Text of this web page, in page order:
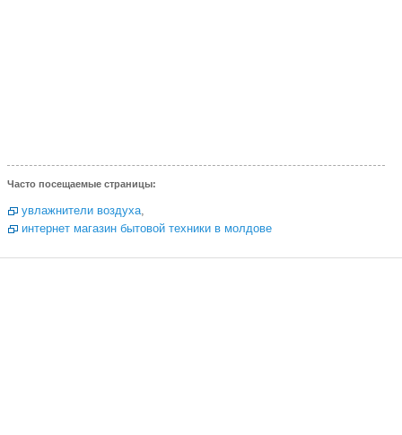
Часто посещаемые страницы:
увлажнители воздуха,
интернет магазин бытовой техники в молдове